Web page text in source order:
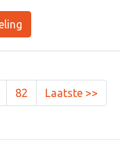
82 Laatste >>